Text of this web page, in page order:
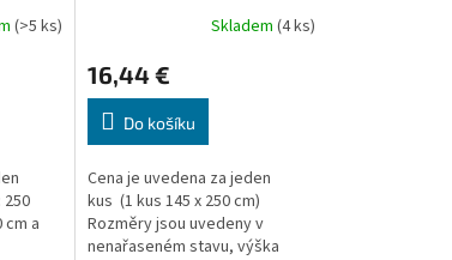
(>5 ks)
a
Skladem (4 ks)
16,44 €
Do košíku
Cena je uvedena za jeden
kus (1 kus 145 x 250 cm)
Rozměry jsou uvedeny v
nenařaseném stavu, výška